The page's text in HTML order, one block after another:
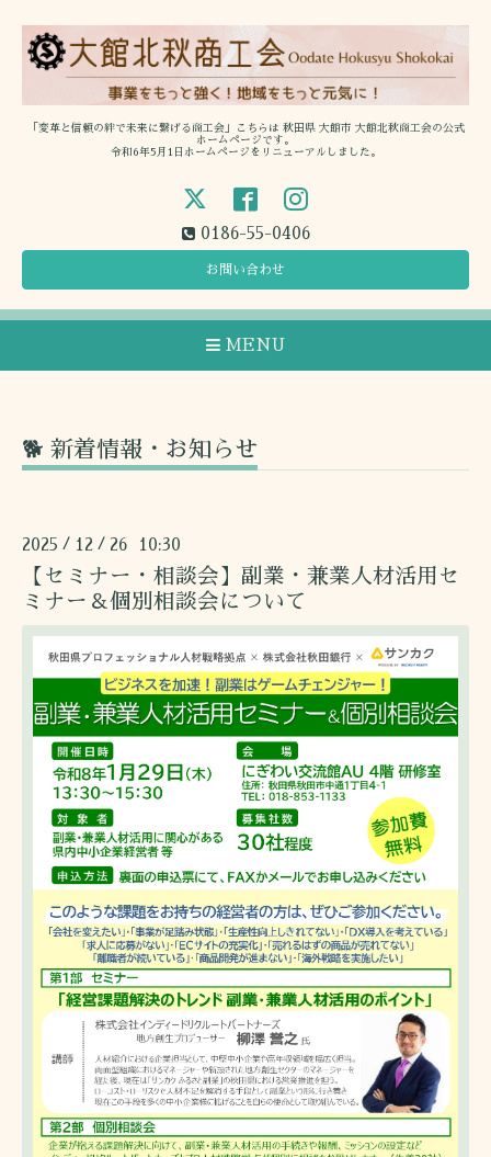
「変革と信頼の絆で未来に繋げる商工会」こちらは 秋田県 大館市 大館北秋商工会の公式
ホームページです。
令和6年5月1日ホームページをリニューアルしました。
0186-55-0406
お問い合わせ
MENU
🐕 新着情報・お知らせ
2025 / 12 / 26 10:30
【セミナー・相談会】副業・兼業人材活用セ
ミナー＆個別相談会について